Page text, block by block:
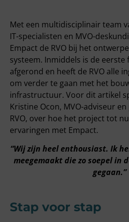
Met een multidisciplinair team
IT-specialisten en MVO-
Empact de RVO bij het
systeem. Inmiddels is de eerste
afgerond en heeft de RVO alle
om verder te gaan met het
infrastructuur. Voor dit artikel
Kristine Ocon, MVO-adviseur
RVO, over hoe het project tot
ervaringen met Empact.
“Wij zijn heel enthousiast. Ik
meegemaakt die zo soepel in
gegaan.”
Stap voor stap